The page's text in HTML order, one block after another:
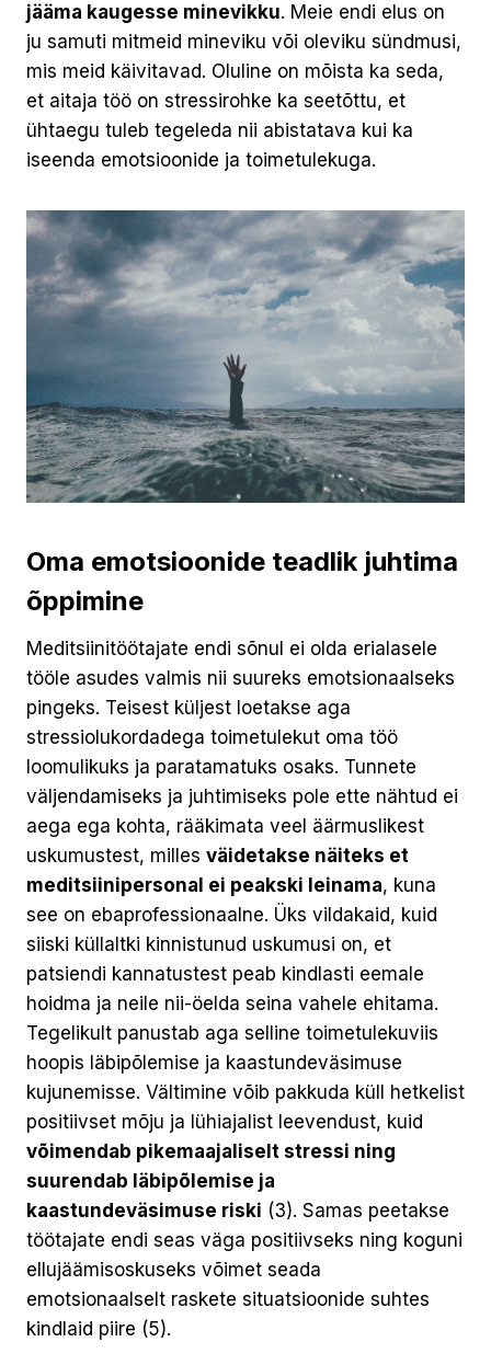
jääma kaugesse minevikku. Meie endi elus on
ju samuti mitmeid mineviku või oleviku sündmusi,
mis meid käivitavad. Oluline on mõista ka seda,
et aitaja töö on stressirohke ka seetõttu, et
ühtaegu tuleb tegeleda nii abistatava kui ka
iseenda emotsioonide ja toimetulekuga.
Oma emotsioonide teadlik juhtima
õppimine
Meditsiinitöötajate endi sõnul ei olda erialasele
tööle asudes valmis nii suureks emotsionaalseks
pingeks. Teisest küljest loetakse aga
stressiolukordadega toimetulekut oma töö
loomulikuks ja paratamatuks osaks. Tunnete
väljendamiseks ja juhtimiseks pole ette nähtud ei
aega ega kohta, rääkimata veel äärmuslikest
uskumustest, milles väidetakse näiteks et
meditsiinipersonal ei peakski leinama, kuna
see on ebaprofessionaalne. Üks vildakaid, kuid
siiski küllaltki kinnistunud uskumusi on, et
patsiendi kannatustest peab kindlasti eemale
hoidma ja neile nii-öelda seina vahele ehitama.
Tegelikult panustab aga selline toimetulekuviis
hoopis läbipõlemise ja kaastundeväsimuse
kujunemisse. Vältimine võib pakkuda küll hetkelist
positiivset mõju ja lühiajalist leevendust, kuid
võimendab pikemaajaliselt stressi ning
suurendab läbipõlemise ja
kaastundeväsimuse riski (3). Samas peetakse
töötajate endi seas väga positiivseks ning koguni
ellujäämisoskuseks võimet seada
emotsionaalselt raskete situatsioonide suhtes
kindlaid piire (5).